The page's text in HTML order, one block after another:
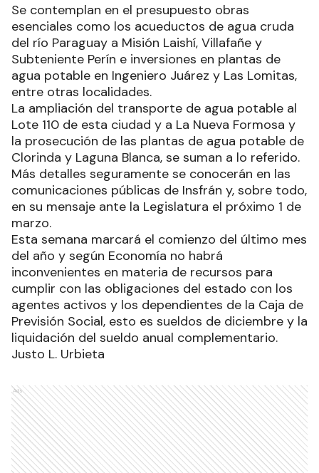
Se contemplan en el presupuesto obras
esenciales como los acueductos de agua cruda
del río Paraguay a Misión Laishí, Villafañe y
Subteniente Perín e inversiones en plantas de
agua potable en Ingeniero Juárez y Las Lomitas,
entre otras localidades.
La ampliación del transporte de agua potable al
Lote 110 de esta ciudad y a La Nueva Formosa y
la prosecución de las plantas de agua potable de
Clorinda y Laguna Blanca, se suman a lo referido.
Más detalles seguramente se conocerán en las
comunicaciones públicas de Insfrán y, sobre todo,
en su mensaje ante la Legislatura el próximo 1 de
marzo.
Esta semana marcará el comienzo del último mes
del año y según Economía no habrá
inconvenientes en materia de recursos para
cumplir con las obligaciones del estado con los
agentes activos y los dependientes de la Caja de
Previsión Social, esto es sueldos de diciembre y la
liquidación del sueldo anual complementario.
Justo L. Urbieta
Ads